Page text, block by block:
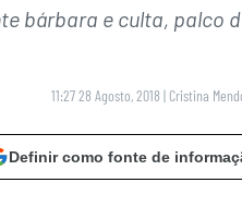
bárbara e culta, palco
11:27 28 Agosto, 2018 | Cristina
Definir como fonte de